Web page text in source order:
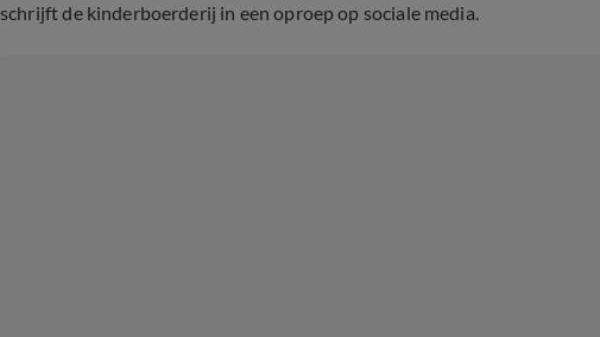
schrijft de kinderboerderij in een oproep op sociale media.